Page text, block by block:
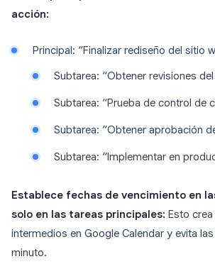
acción:
Principal: “Finalizar rediseño del sitio
Subtarea: “Obtener revisiones
Subtarea: “Prueba de control de
Subtarea: “Obtener aprobación
Subtarea: “Implementar en
Establece fechas de vencimiento en
solo en las tareas principales: Esto
intermedios en Google Calendar y evita
minuto.